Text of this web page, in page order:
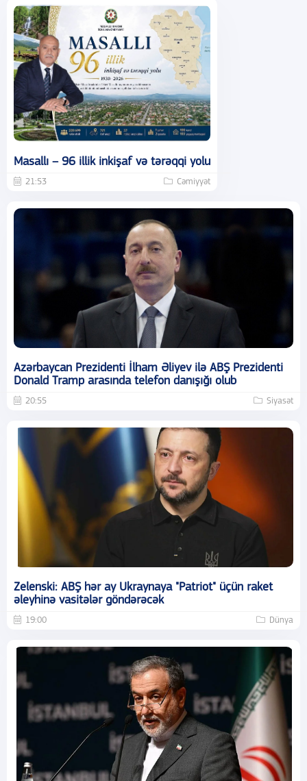
Masallı – 96 illik inkişaf və tərəqqi yolu
21:53 Cəmiyyət
Azərbaycan Prezidenti İlham Əliyev ilə ABŞ Prezidenti
Donald Tramp arasında telefon danışığı olub
20:55 Siyasət
Zelenski: ABŞ hər ay Ukraynaya "Patriot" üçün raket
əleyhinə vasitələr göndərəcək
19:00 Dünya